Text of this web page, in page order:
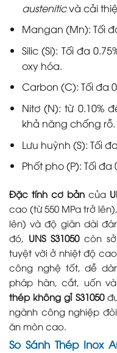
austeniticvà cải
Mangan (Mn): Tối
Silic (Si): Tối đa
oxy hóa.
Carbon (C): Tối đa
Nitơ (N): từ 0.10%
khả năng chống rỗ.
Lưu huỳnh (S): Tối
Phốt pho (P): Tối đa
Đặc tính cơ bản của
cao (từ 550 MPa trở
lên) và độ giãn dài
đó, UNS S31050còn sở
tuyệt vời ở nhiệt độ
công nghệ tốt, dễ
pháp hàn, cắt, uốn
thép không gỉ S31050
ngành công nghiệp
ăn mòn cao.
So Sánh Thép Inox